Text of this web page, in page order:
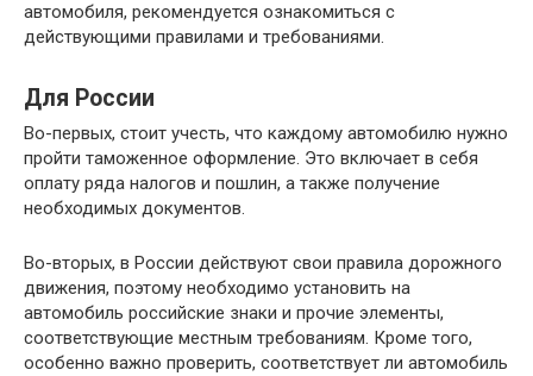
автомобиля, рекомендуется ознакомиться с
действующими правилами и требованиями.
Для России
Во-первых, стоит учесть, что каждому автомобилю нужно
пройти таможенное оформление. Это включает в себя
оплату ряда налогов и пошлин, а также получение
необходимых документов.
Во-вторых, в России действуют свои правила дорожного
движения, поэтому необходимо установить на
автомобиль российские знаки и прочие элементы,
соответствующие местным требованиям. Кроме того,
особенно важно проверить, соответствует ли автомобиль